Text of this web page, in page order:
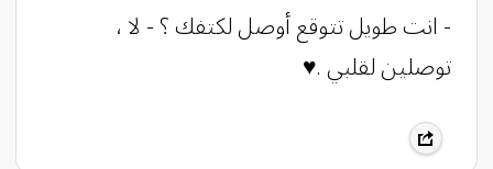
‏- انت طويل تتوقع أوصل لكتفك ؟ -‏ لا ،
توصلين لقلبي .♥️